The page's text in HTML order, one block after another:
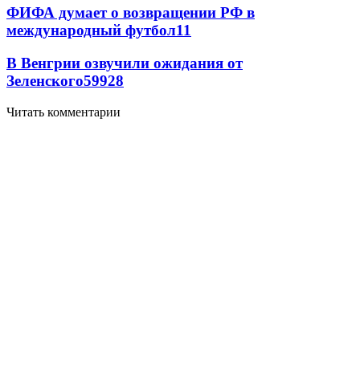
ФИФА думает о возвращении РФ в
международный футбол11
В Венгрии озвучили ожидания от
Зеленского59928
Читать комментарии